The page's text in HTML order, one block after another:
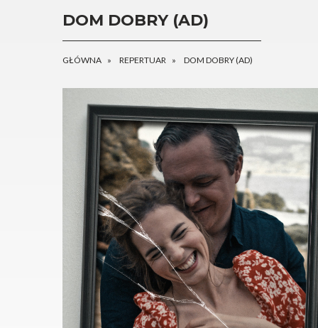
DOM DOBRY (AD)
GŁÓWNA REPERTUAR DOM DOBRY (AD)